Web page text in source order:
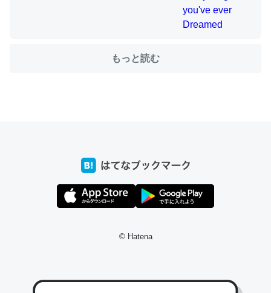
たいなのでネット環境作ったけどAlexaしか使わないので
もっと読む
© Hatena